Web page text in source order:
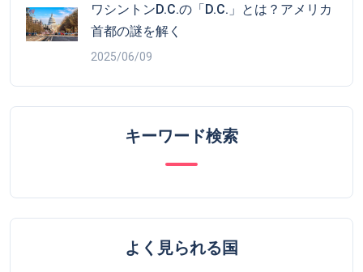
ワシントンD.C.の「D.C.」とは？アメリカ
首都の謎を解く
2025/06/09
キーワード検索
よく見られる国